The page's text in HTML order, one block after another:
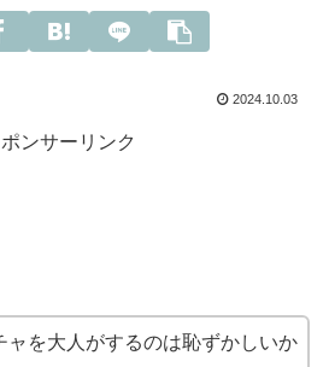
2024.10.03
ンサーリンク
ャを大人がするのは恥ずかしいか